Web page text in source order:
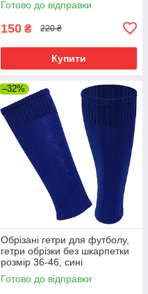
Готово до відправки
150 ₴ 220 ₴
Купити
–32%
Обрізані гетри для футболу,
гетри обрізки без шкарпетки
розмір 36-46, сині
Готово до відправки